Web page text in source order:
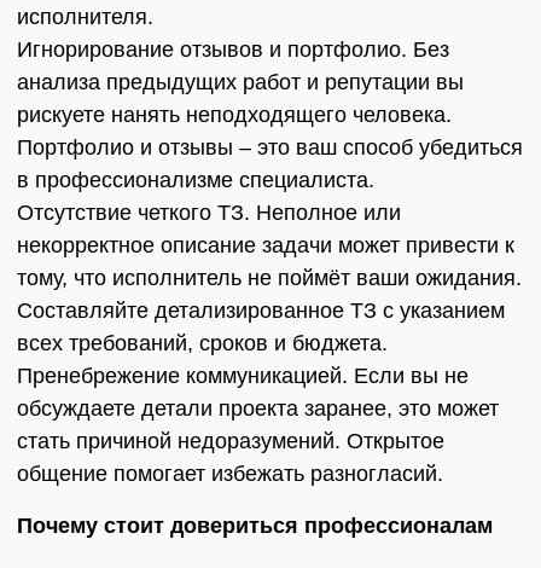
исполнителя.
Игнорирование отзывов и портфолио. Без
анализа предыдущих работ и репутации вы
рискуете нанять неподходящего человека.
Портфолио и отзывы – это ваш способ убедиться
в профессионализме специалиста.
Отсутствие четкого ТЗ. Неполное или
некорректное описание задачи может привести к
тому, что исполнитель не поймёт ваши ожидания.
Составляйте детализированное ТЗ с указанием
всех требований, сроков и бюджета.
Пренебрежение коммуникацией. Если вы не
обсуждаете детали проекта заранее, это может
стать причиной недоразумений. Открытое
общение помогает избежать разногласий.
Почему стоит довериться профессионалам